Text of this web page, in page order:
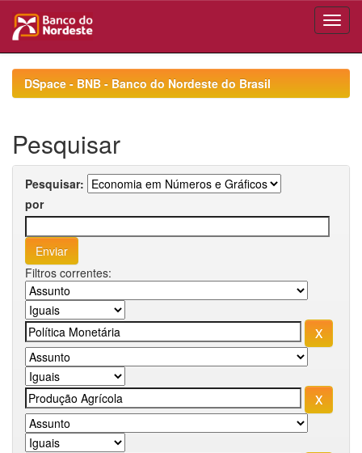
navigationDSpace - BNB - Banco do Nordeste do Brasil
Pesquisar
Pesquisar:
por
Filtros correntes: